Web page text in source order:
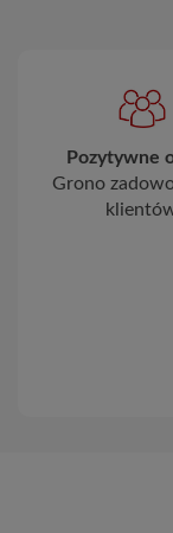
Pozytywne
Grono